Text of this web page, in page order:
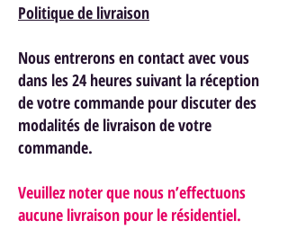
Politique de livraison
Nous entrerons en contact avec vous
dans les 24 heures suivant la réception
de votre commande pour discuter des
modalités de livraison de votre
commande.
Veuillez noter que nous n’effectuons
aucune livraison pour le résidentiel.